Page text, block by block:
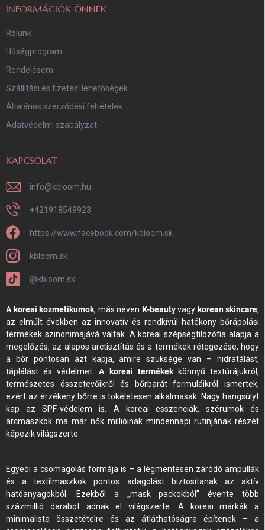
INFORMÁCIÓK ÖNNEK
Rólunk
Hűségprogram
Rendelésem
Szállítási és fizetési lehetőségek
Általános szerződési feltételek
Adatvédelmi szabályzat
KAPCSOLAT
info@kbloom.hu
+421918549923
https://www.facebook.com/kbloom.sk
kbloom.sk
@kbloom.sk
A koreai kozmetikumok, más néven K-beautyvagy korean skincare,
az elmúlt években az innovatív és rendkívül hatékony bőrápolási
termékek szinonimájává váltak. A koreai szépségfilozófia alapja a
megelőzés, az alapos arctisztítás és a termékek rétegezése, hogy
a bőr pontosan azt kapja, amire szüksége van – hidratálást,
táplálást és védelmet.A koreai termékekkönnyű textúrájukról,
természetes összetevőikről és bőrbarát formuláikról ismertek,
ezért az érzékeny bőrre is tökéletesen alkalmasak. Nagy hangsúlyt
kap az SPF-védelem is. A koreai esszenciák, szérumok és
arcmaszkok ma már nők millióinak mindennapi rutinjának részét
képezik világszerte.
Egyedi a csomagolás formája is – a légmentesen záródó ampullák
és a textilmaszkok pontos adagolást biztosítanak az aktív
hatóanyagokból. Ezekből a „mask packokból” évente több
százmillió darabot adnak el világszerte. A koreai márkák a
minimalista összetételre és az átláthatóságra építenek – a